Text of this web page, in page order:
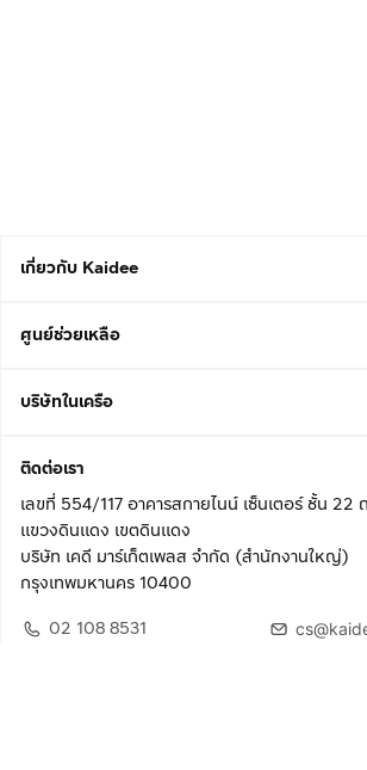
เกี่ยวกับ Kaidee
ศูนย์ช่วยเหลือ
บริษัทในเครือ
ติดต่อเรา
เลขที่ 554/117 อาคารสกายไนน์ เซ็นเตอร์ ชั้น
แขวงดินแดง เขตดินแดง
บริษัท เคดี มาร์เก็ตเพลส จำกัด (สำนักงานใหญ่)
กรุงเทพมหานคร 10400
02 108 8531